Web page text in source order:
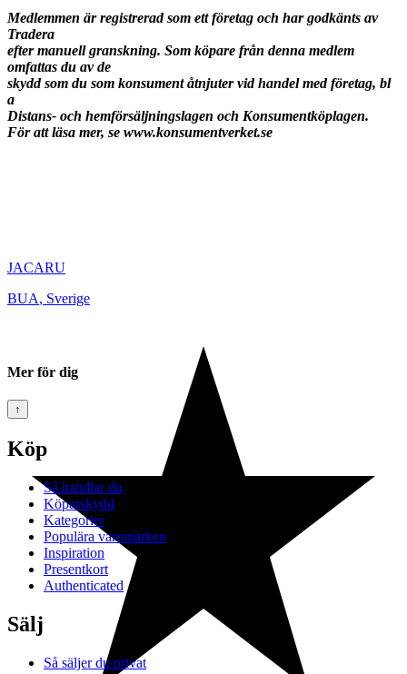
Medlemmen är registrerad som ett företag och har godkänts av
Tradera
efter manuell granskning. Som köpare från denna medlem
omfattas du av de
skydd som du som konsument åtnjuter vid handel med företag, bl
a
Distans- och hemförsäljningslagen och Konsumentköplagen.
För att läsa mer, se www.konsumentverket.se
JACARU
BUA, Sverige
Mer för dig
↑
Köp
Så handlar du
Köparskydd
Kategorier
Populära varumärken
Inspiration
Presentkort
Authenticated
Sälj
Så säljer du privat